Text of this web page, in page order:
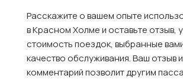
Расскажите о вашем опыте
в Красном Холме и оставьте отзыв,
стоимость поездок, выбранные
качество обслуживания. Ваш отзыв
комментарий позволит другим